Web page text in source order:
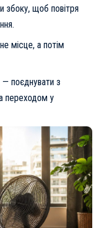
збоку, щоб повітря
місце, а потім
поєднувати з
переходом у